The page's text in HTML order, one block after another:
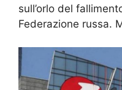
sull’orlo del
Federazione russa.